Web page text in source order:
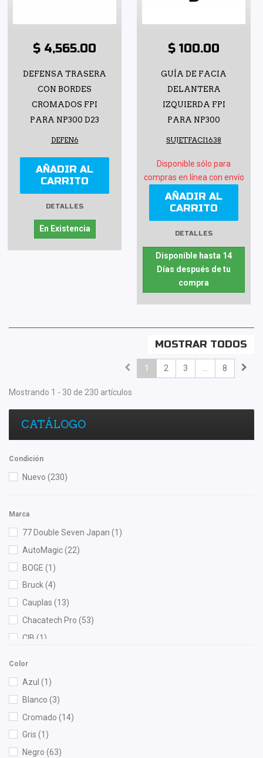
$ 4,565.00
DEFENSA TRASERA
CON BORDES
CROMADOS FPI
PARA NP300 D23
DEFEN6
AÑADIR AL
CARRITO
DETALLES
En Existencia
$ 100.00
GUÍA DE FACIA
DELANTERA
IZQUIERDA FPI
PARA NP300
SUJETFACI1638
Disponible sólo para
compras en línea con envío
AÑADIR AL
CARRITO
DETALLES
Disponible hasta 14
Días después de tu
compra
MOSTRAR TODOS
1 2 3 ... 8
Mostrando 1 - 30 de 230 artículos
CATÁLOGO
Condición
Nuevo (230)
Marca
77 Double Seven Japan (1)
AutoMagic(22)
BOGE (1)
Bruck(4)
Cauplas (13)
Chacatech Pro (53)
CIB (1)
Color
Azul (1)
Blanco (3)
Cromado (14)
Gris (1)
Negro (63)